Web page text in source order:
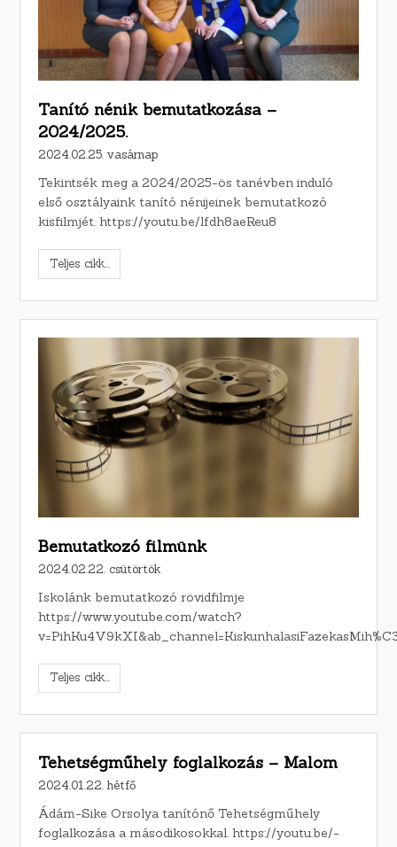
Tanító nénik bemutatkozása –
2024/2025.
2024.02.25. vasárnap
Tekintsék meg a 2024/2025-ös tanévben induló
első osztályaink tanító nénijeinek bemutatkozó
kisfilmjét. https://youtu.be/lfdh8aeReu8
Teljes cikk...
Bemutatkozó filmünk
2024.02.22. csütörtök
Iskolánk bemutatkozó rövidfilmje
https://www.youtube.com/watch?
Teljes cikk...
Tehetségműhely foglalkozás – Malom
2024.01.22. hétfő
Ádám-Sike Orsolya tanítónő Tehetségműhely
foglalkozása a másodikosokkal. https://youtu.be/-